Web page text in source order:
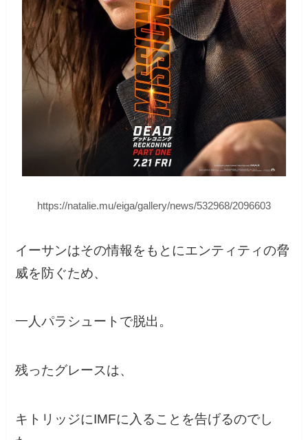
https://natalie.mu/eiga/gallery/news/532968/2096603
イーサンはその情報をもとにエンティティの脅
威を防ぐため、
一人パラシュートで脱出。
残ったグレースは、
キトリッジにIMFに入ることを告げるのでし